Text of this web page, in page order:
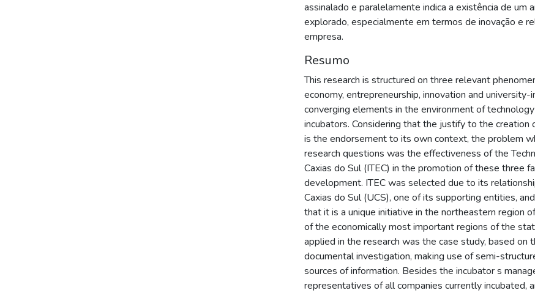
assinalado e paralelamente indica a existência de um
explorado, especialmente em termos de inovação e
empresa.
Resumo
This research is structured on three relevant
economy, entrepreneurship, innovation and
converging elements in the environment of
incubators. Considering that the justify to the
is the endorsement to its own context, the problem
research questions was the effectiveness of the
Caxias do Sul (ITEC) in the promotion of these three
development. ITEC was selected due to its
Caxias do Sul (UCS), one of its supporting entities,
that it is a unique initiative in the northeastern region
of the economically most important regions of the
applied in the research was the case study, based on
documental investigation, making use of semi-
sources of information. Besides the incubator s
representatives of all companies currently incubated,